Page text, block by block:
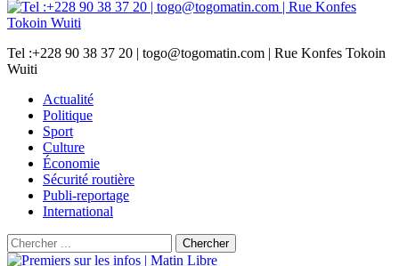
Tel :+228 90 38 37 20 | togo@togomatin.com | Rue Konfes Tokoin
Wuiti
Actualité
Politique
Sport
Culture
Économie
Sécurité routière
Publi-reportage
International